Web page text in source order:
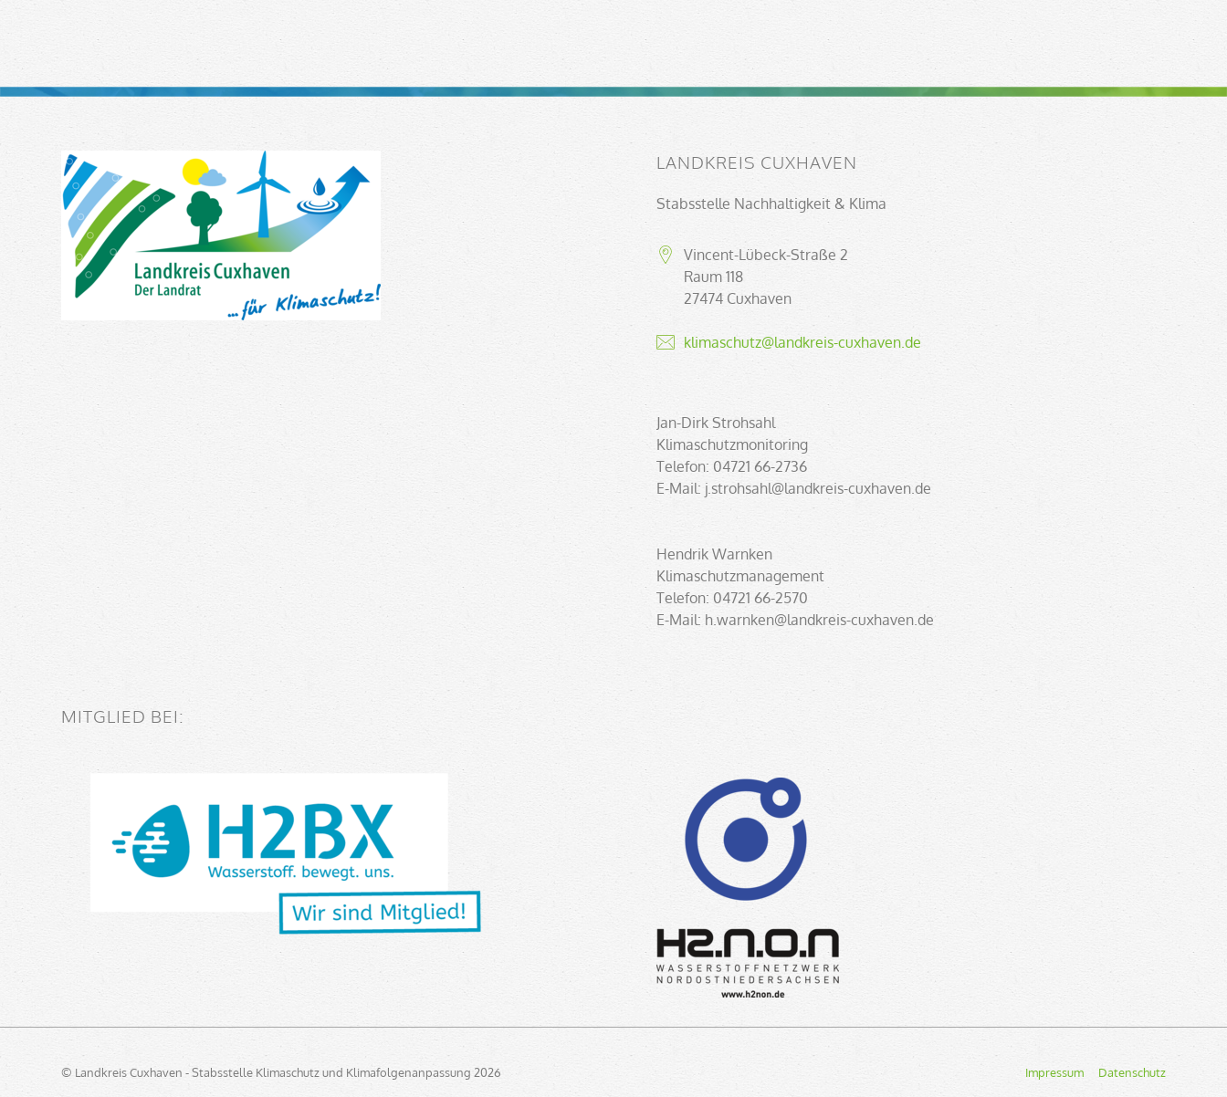
LANDKREIS CUXHAVEN
Stabsstelle Nachhaltigkeit & Klima
Vincent-Lübeck-Straße 2
Raum 118
27474 Cuxhaven
klimaschutz@landkreis-cuxhaven.de
Jan-Dirk Strohsahl
Klimaschutzmonitoring
Telefon: 04721 66-2736
E-Mail: j.strohsahl@landkreis-cuxhaven.de
Hendrik Warnken
Klimaschutzmanagement
Telefon: 04721 66-2570
E-Mail: h.warnken@landkreis-cuxhaven.de
MITGLIED BEI:
© Landkreis Cuxhaven - Stabsstelle Klimaschutz und Klimafolgenanpassung 2026
Navigation
Impressum Datenschutz